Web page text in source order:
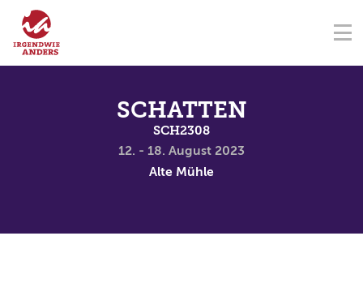
NAVIGATION ÜBERSPRINGEN
ÜBER UNS
AKADEMIE
SCHATTEN
SCH2308
12. - 18. August 2023
Alte Mühle